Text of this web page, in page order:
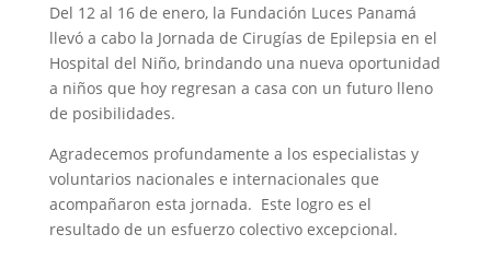
​Del 12 al 16 de enero, la Fundación Luces Panamá
llevó a cabo la Jornada de Cirugías de Epilepsia en el
Hospital del Niño, brindando una nueva oportunidad
a niños que hoy regresan a casa con un futuro lleno
de posibilidades.
Agradecemos profundamente a los especialistas y
voluntarios nacionales e internacionales que
acompañaron esta jornada. Este logro es el
resultado de un esfuerzo colectivo excepcional.